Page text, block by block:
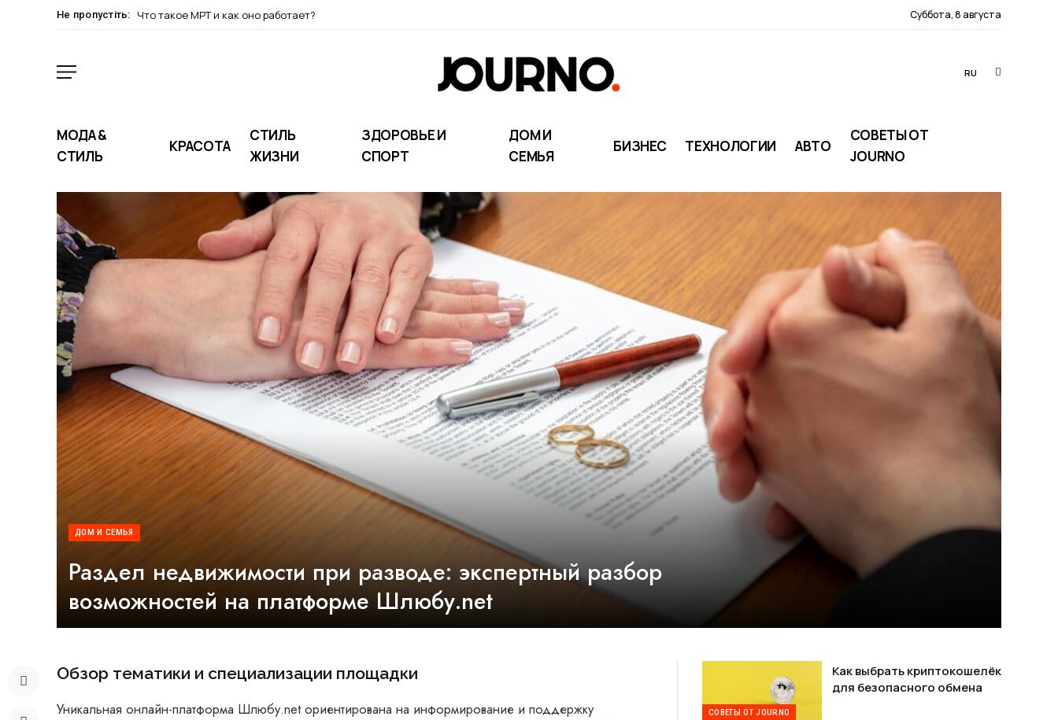
Не пропустіть: Что такое МРТ и как оно работает? Суббота, 8 августа
RU
МОДА &
СТИЛЬ
КРАСОТА
СТИЛЬ
ЖИЗНИ
ЗДОРОВЬЕ И
СПОРТ
ДОМ И
СЕМЬЯ
БИЗНЕС ТЕХНОЛОГИИ АВТО
СОВЕТЫ ОТ
JOURNO
ДОМ И СЕМЬЯ
Раздел недвижимости при разводе: экспертный разбор
возможностей на платформе Шлюбу.net
Обзор тематики и специализации площадки
Уникальная онлайн-платформа Шлюбу.net ориентирована на информирование и поддержку
СОВЕТЫ ОТ JOURNO
Как выбрать криптокошелёк
для безопасного обмена